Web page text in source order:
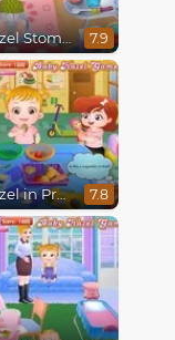
Baby Hazel Stomach Care 7.9
Baby Hazel in Preschool 7.8